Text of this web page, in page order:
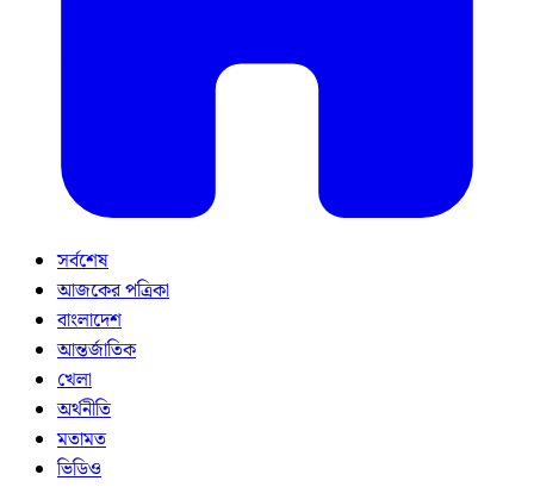
সর্বশেষ
আজকের পত্রিকা
বাংলাদেশ
আন্তর্জাতিক
খেলা
অর্থনীতি
মতামত
ভিডিও